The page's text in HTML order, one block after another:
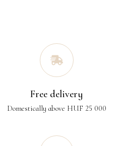
Free delivery
Domestically above HUF 25 000